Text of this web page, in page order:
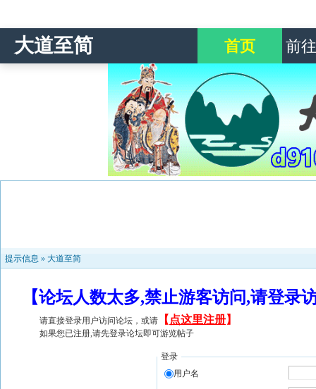
大道至简 首页 前
提示信息 » 大道至简
【论坛人数太多,禁止游客访问,请登
请直接登录用户访问论坛，或请 【 点这里注册】
如果您已注册,请先登录论坛即可游览帖子
登录
用户名